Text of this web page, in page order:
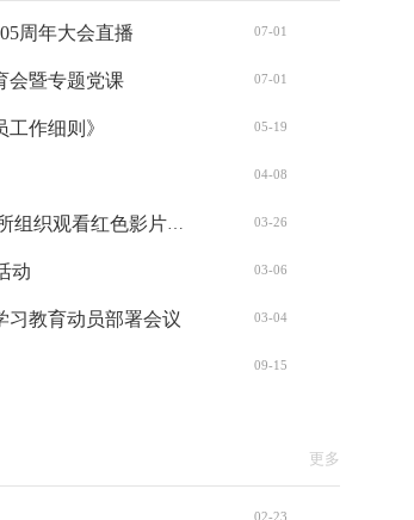
周年大会直播 07-01
会暨专题党课 07-01
作细则》 05-19
04-08
03-26
动 03-06
习教育动员部署会议 03-04
09-15
更多
02-23